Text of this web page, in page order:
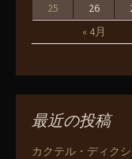
« 4月
25
26
最近の投稿
カクテル・ディク